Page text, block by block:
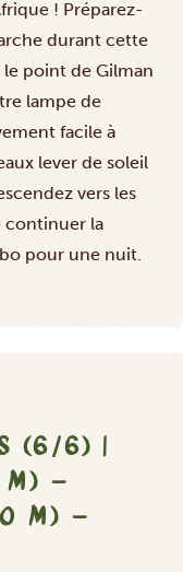
! Préparez-
durant cette
point de Gilman
lampe de
facile à
lever de soleil
vers les
continuer la
pour une nuit.
(6/6) |
M) -
M) -